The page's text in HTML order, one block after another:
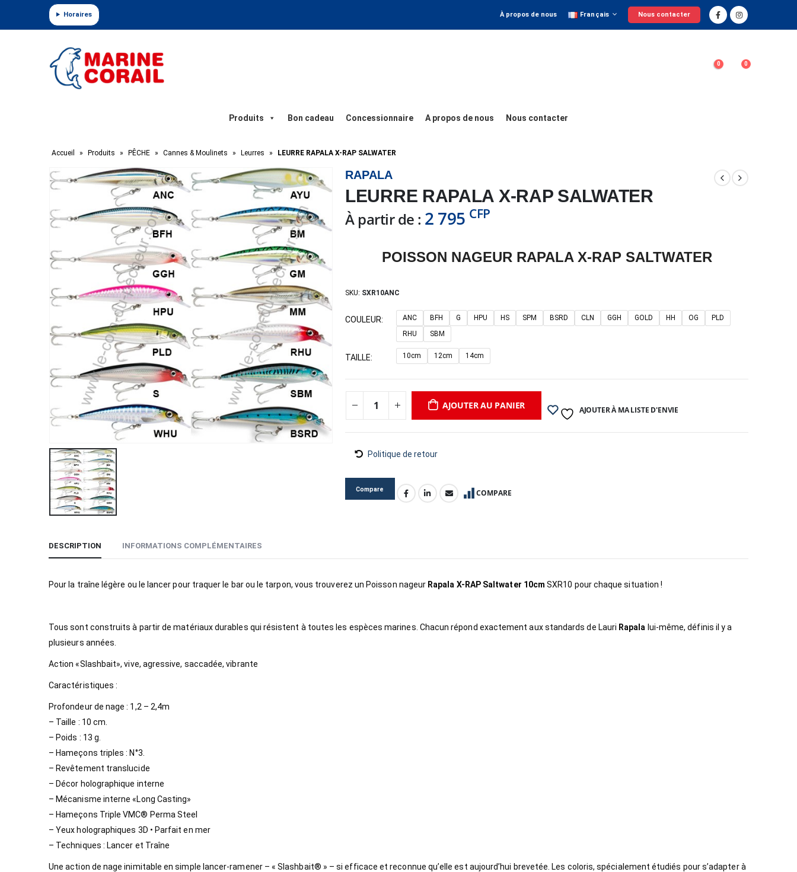
Horaires À propos de nous Français Nous contacter
0 0
Produits Bon cadeau Concessionnaire A propos de nous Nous contacter
Accueil » Produits » PÊCHE » Cannes & Moulinets » Leurres » LEURRE RAPALA X-RAP SALWATER
RAPALA
LEURRE RAPALA X-RAP SALWATER
À partir de : 2 795 CFP
POISSON NAGEUR RAPALA X-RAP SALTWATER
SKU: SXR10ANC
COULEUR ANC BFH G HPU HS SPM BSRD CLN GGH GOLD HH OG
PLD
RHU
SBM
TAILLE 10cm 12cm 14cm
AJOUTER AU PANIER AJOUTER À MA LISTE D'ENVIE
Politique de retour
Compare COMPARE
DESCRIPTION INFORMATIONS COMPLÉMENTAIRES
Pour la traîne légère ou le lancer pour traquer le bar ou le tarpon, vous trouverez un Poisson nageur Rapala X-RAP Saltwater 10cm SXR10 pour chaque situation !
Tous sont construits à partir de matériaux durables qui résistent à toutes les espèces marines. Chacun répond exactement aux standards de Lauri Rapala lui-même, définis il y a
plusieurs années.
Action «Slashbait», vive, agressive, saccadée, vibrante
Caractéristiques :
Profondeur de nage : 1,2 – 2,4m
– Taille : 10 cm.
– Poids : 13 g.
– Hameçons triples : N°3.
– Revêtement translucide
– Décor holographique interne
– Mécanisme interne «Long Casting»
– Hameçons Triple VMC® Perma Steel
– Yeux holographiques 3D • Parfait en mer
– Techniques : Lancer et Traîne
Une action de nage inimitable en simple lancer-ramener – « Slashbait® » – si efficace et reconnue qu’elle est aujourd’hui brevetée. Les coloris, spécialement étudiés pour s’adapter à
Panneau de gestion des cookies